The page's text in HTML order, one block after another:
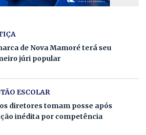
de Nova Mamoré terá seu
júri popular
ESCOLAR
diretores tomam posse após
inédita por competência